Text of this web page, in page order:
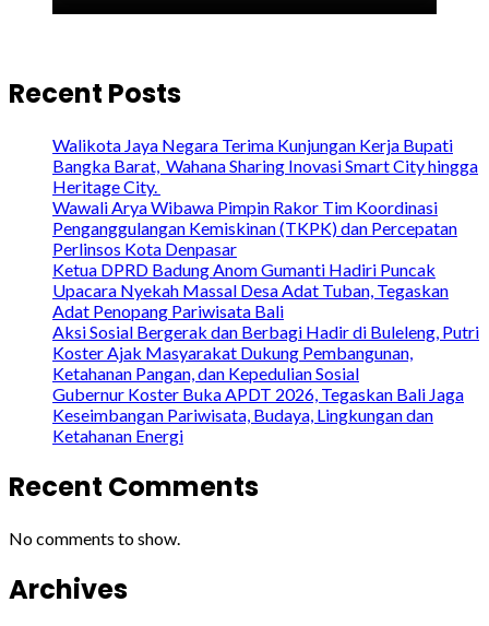
Recent Posts
Walikota Jaya Negara Terima Kunjungan Kerja Bupati
Bangka Barat, Wahana Sharing Inovasi Smart City hingga
Heritage City.
Wawali Arya Wibawa Pimpin Rakor Tim Koordinasi
Penganggulangan Kemiskinan (TKPK) dan Percepatan
Perlinsos Kota Denpasar
Ketua DPRD Badung Anom Gumanti Hadiri Puncak
Upacara Nyekah Massal Desa Adat Tuban, Tegaskan
Adat Penopang Pariwisata Bali
Aksi Sosial Bergerak dan Berbagi Hadir di Buleleng, Putri
Koster Ajak Masyarakat Dukung Pembangunan,
Ketahanan Pangan, dan Kepedulian Sosial
Gubernur Koster Buka APDT 2026, Tegaskan Bali Jaga
Keseimbangan Pariwisata, Budaya, Lingkungan dan
Ketahanan Energi
Recent Comments
No comments to show.
Archives